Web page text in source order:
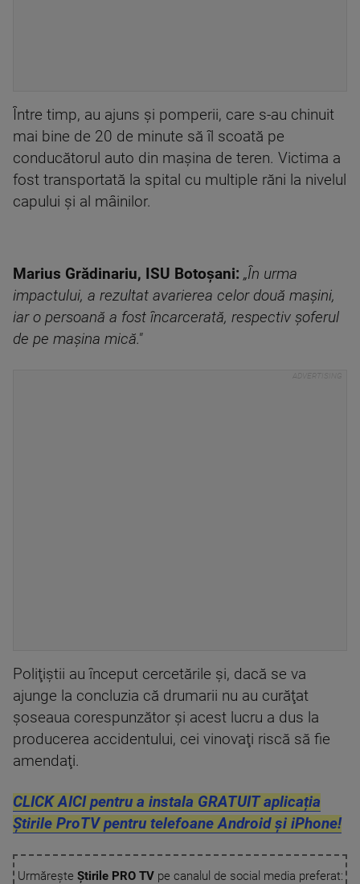
Între timp, au ajuns şi pomperii, care s-au chinuit
mai bine de 20 de minute să îl scoată pe
conducătorul auto din maşina de teren. Victima a
fost transportată la spital cu multiple răni la nivelul
capului şi al mâinilor.
Marius Grădinariu, ISU Botoşani: „În urma
impactului, a rezultat avarierea celor două maşini,
iar o persoană a fost încarcerată, respectiv şoferul
de pe maşina mică."
Poliţiştii au început cercetările şi, dacă se va
ajunge la concluzia că drumarii nu au curăţat
şoseaua corespunzător şi acest lucru a dus la
producerea accidentului, cei vinovaţi riscă să fie
amendaţi.
CLICK AICI pentru a instala GRATUIT aplicația
Știrile ProTV pentru telefoane Android și iPhone!
Urmărește Știrile PRO TVpe canalul de social media preferat: